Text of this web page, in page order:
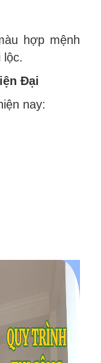
hợp mệnh
lộc.
Đại
nay: